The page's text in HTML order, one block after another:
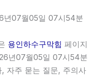
년07월05일 07시54분
용인하수구막힘 페이지
년07월05일 07시54분
자주 묻는 질문, 주의사